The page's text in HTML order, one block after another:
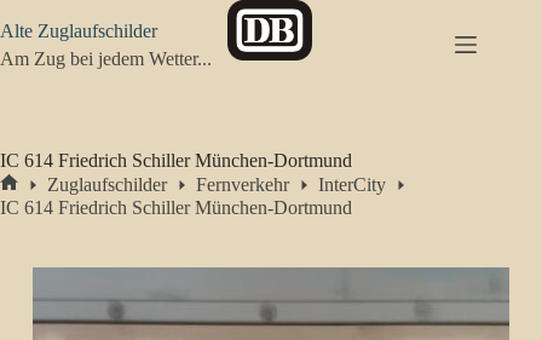
Inhalt
springen
Alte Zuglaufschilder
Am Zug bei jedem Wetter...
IC 614 Friedrich Schiller München-Dortmund
Start
Zuglaufschilder Fernverkehr
InterCity
IC 614 Friedrich Schiller München-Dortmund